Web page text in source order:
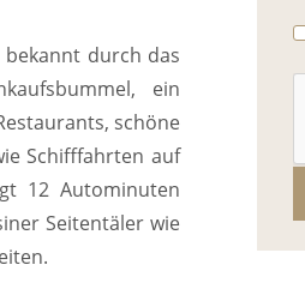
durch das
ein
schöne
Schifffahrten auf
12 Autominuten
Seitentäler wie